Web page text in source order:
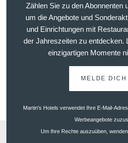
Zählen Sie zu den Abonnenten
um die Angebote und
und Einrichtungen mit
der Jahreszeiten zu entdecken.
einzigartigen Momente
MELDE DICH
Martin's Hotels verwendet Ihre E-Mail-
Werbeangebote
Um Ihre Rechte auszuüben,
Events